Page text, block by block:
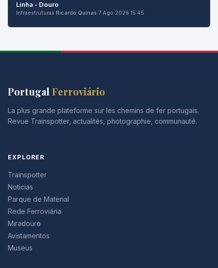
Linha - Douro
Infraestruturas·Ricardo Quinas·7 Ago 2026 15:45
Portugal Ferroviário
La plus grande plateforme sur les chemins de fer portugais.
Revue Trainspotter, actualités, photographie, communauté.
EXPLORER
Trainspotter
Noticias
Parque de Material
Rede Ferroviária
Miradouro
Avistamentos
Museus